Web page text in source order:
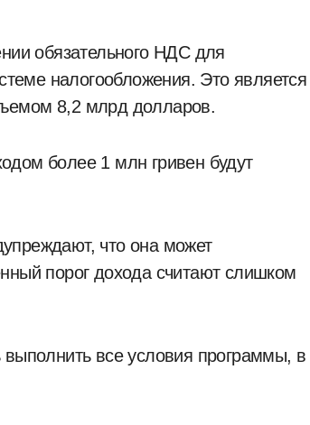
обязательного НДС для
налогообложения. Это является
8,2 млрд долларов.
более 1 млн гривен будут
что она может
порог дохода считают слишком
выполнить все условия программы, в